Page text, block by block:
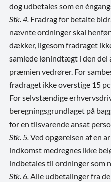
dog udbetales som en
Stk. 4. Fradrag for betalte
nævnte ordninger skal
dækker, ligesom fradraget
samlede lønindtægt i den del
præmien vedrører. For
fradraget ikke overstige 15
For selvstændige
beregningsgrundlaget på
for en tilsvarende ansat
Stk. 5. Ved opgørelsen af en
indkomst medregnes ikke
indbetales til ordninger som
Stk. 6. Alle udbetalinger fra